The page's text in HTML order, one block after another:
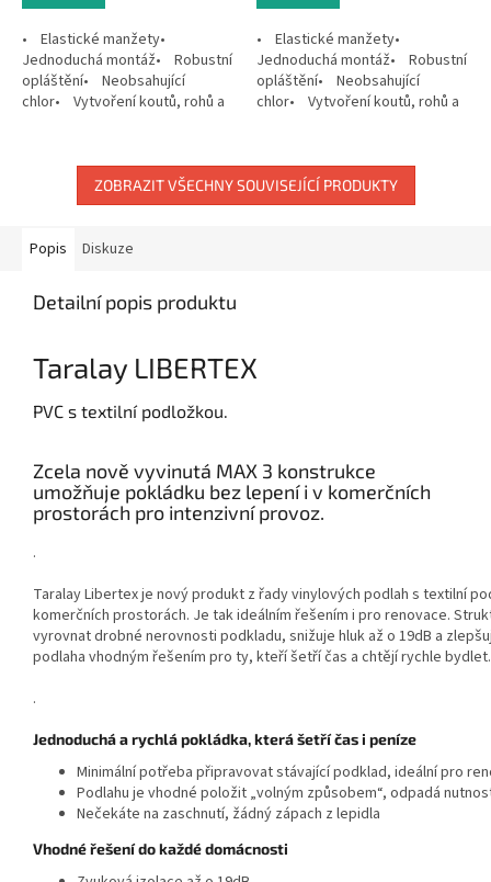
• Elastické manžety•
Jednoduchá montáž• Robustní
opláštění• Neobsahující
chlor• Vytvoření koutů, rohů a
• Elastické manžety•
Jednoduchá montáž• Robustní
opláštění• Neobsahující
chlor• Vytvoření koutů, rohů a
ZOBRAZIT VŠECHNY SOUVISEJÍCÍ PRODUKTY
Popis Diskuze
Detailní popis produktu
Taralay LIBERTEX
PVC s textilní podložkou.
Zcela nově vyvinutá MAX 3 konstrukce
umožňuje pokládku bez lepení i v komerčních
prostorách pro intenzivní provoz.
.
Taralay Libertex je nový produkt z řady vinylových podlah s textilní
komerčních prostorách. Je tak ideálním řešením i pro renovace.
vyrovnat drobné nerovnosti podkladu, snižuje hluk až o 19dB a
podlaha vhodným řešením pro ty, kteří šetří čas a chtějí rychle bydlet.
.
Jednoduchá a rychlá pokládka, která šetří čas i peníze
Minimální potřeba připravovat stávající podklad, ideální pro
Podlahu je vhodné položit „volným způsobem“, odpadá
Nečekáte na zaschnutí, žádný zápach z lepidla
Vhodné řešení do každé domácnosti